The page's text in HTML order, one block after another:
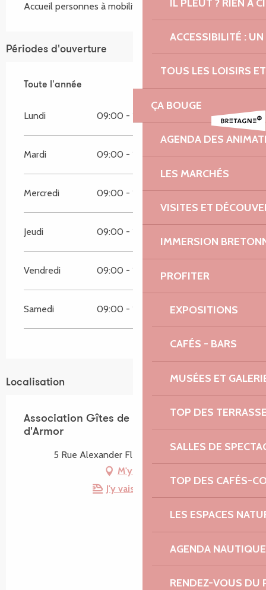
IL PLEUT ? RIEN À
ACCESSIBILITÉ :
TOUS LES LOISIRS
ÇA BOUGE
AGENDA DES
LES MARCHÉS
VISITES ET
IMMERSION
PROFITER
EXPOSITIONS
CAFÉS - BARS
MUSÉES ET
TOP DES
SALLES DE
TOP DES CAFÉS-
LES ESPACES
AGENDA NAUTIQUE
RENDEZ-VOUS DU
Accueil personnes à mobilité réduite
Périodes d'ouverture
Toute l'année
Toute l'année
Lundi 09:00 - 19:00
Mardi 09:00 - 19:00
Mercredi 09:00 - 19:00
Jeudi 09:00 - 19:00
Vendredi 09:00 - 19:00
Samedi 09:00 - 17:00
Localisation
Association Gîtes de France Côtes
d'Armor
5 Rue Alexander Fleming, 22190 Plérin
M'y rendre
J'y vais en train !